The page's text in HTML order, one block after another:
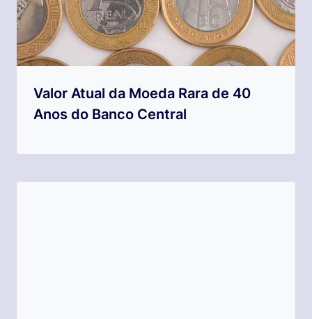
Valor Atual da Moeda Rara de 40
Anos do Banco Central